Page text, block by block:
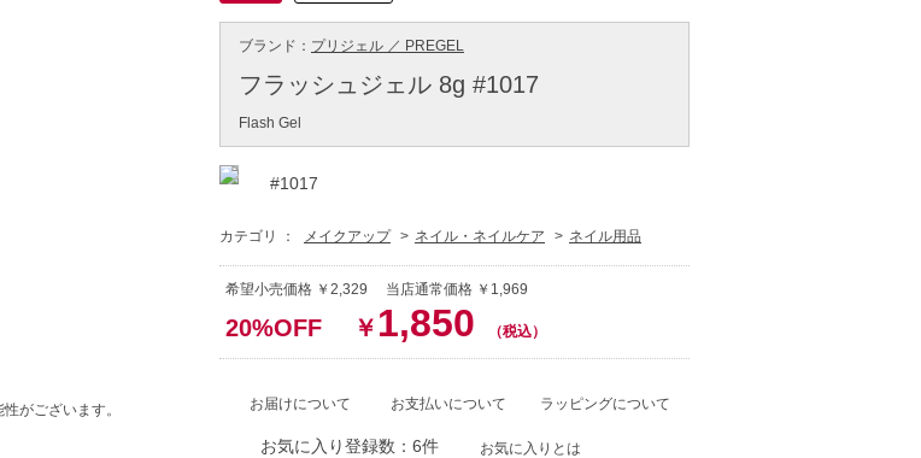
がございます。
ブランド： プリジェル ／ PREGEL
フラッシュジェル 8g #1017
Flash Gel
#1017
カテゴリ ： メイクアップ ネイル・ネイルケア ネイル用品
希望小売価格 ￥2,329 当店通常価格 ￥1,969
20%OFF ￥ 1,850 （税込）
お届けについて お支払いについて ラッピングについて
お気に入り登録数：6件 お気に入りとは